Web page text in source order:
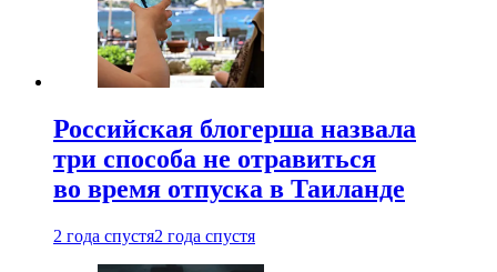
Российская блогерша назвала
три способа не отравиться
во время отпуска в Таиланде
2 года спустя2 года спустя